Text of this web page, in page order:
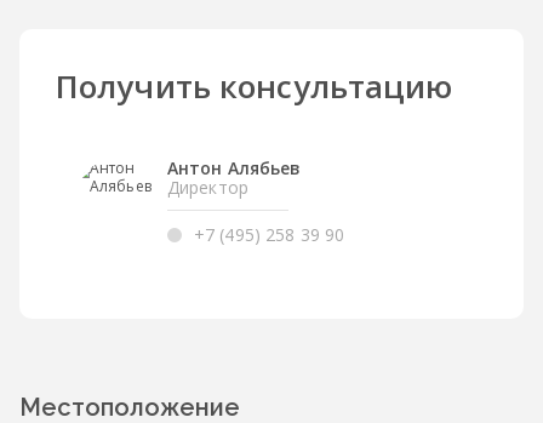
Получить консультацию
Антон Алябьев
Директор
+7 (495) 258 39 90
Местоположение